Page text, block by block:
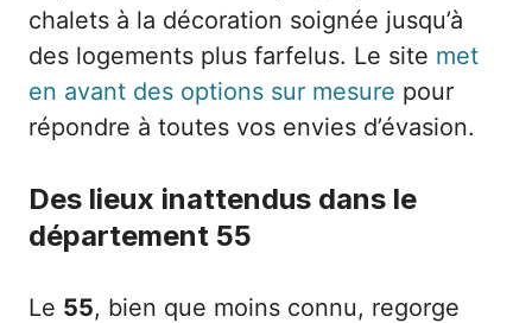
chalets à la décoration soignée jusqu’à
des logements plus farfelus. Le site met
en avant des options sur mesure pour
répondre à toutes vos envies d’évasion.
Des lieux inattendus dans le
département 55
Le 55, bien que moins connu, regorge